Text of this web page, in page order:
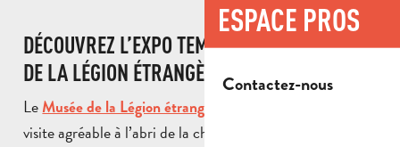
ESPACE PROS
Contactez-nous
DÉCOUVREZ L’EXPO TEMPORAIRE DU MUSÉE
DE LA LÉGION ÉTRANGÈRE
Le Musée de la Légion étrangère
visite agréable à l’abri de la chaleur. Profitez-en pour